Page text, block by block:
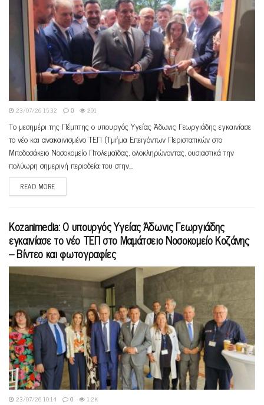
23/07/26 15:32 0 291
Το μεσημέρι της Πέμπτης ο υπουργός Υγείας Άδωνις Γεωργιάδης εγκαινίασε
το νέο και ανακαινισμένο ΤΕΠ (Τμήμα Επειγόντων Περιστατικών στο
Μποδοσάκειο Νοσοκομείο Πτολεμαϊδας, ολοκληρώνοντας, ουσιαστικά την
πολύωρη σημερινή περιοδεία του στην...
READ MORE
Kozanimedia: O υπουργός Υγείας Άδωνις Γεωργιάδης
εγκαινίασε το νέο ΤΕΠ στο Μαμάτσειο Νοσοκομείο Κοζάνης
– Βίντεο και φωτογραφίες
23/07/26 10:14 0 1.2K